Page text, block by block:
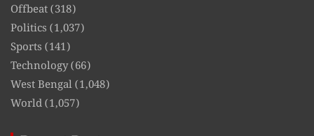
Offbeat(318)
Politics (1,037)
Sports (141)
Technology(66)
West Bengal(1,048)
World(1,057)